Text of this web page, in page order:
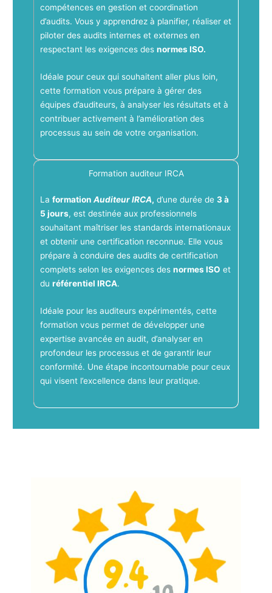
compétences en gestion et coordination
d’audits. Vous y apprendrez à planifier, réaliser et
piloter des audits internes et externes en
respectant les exigences des normes ISO.
Idéale pour ceux qui souhaitent aller plus loin,
cette formation vous prépare à gérer des
équipes d’auditeurs, à analyser les résultats et à
contribuer activement à l’amélioration des
processus au sein de votre organisation.
Formation auditeur IRCA
La formation Auditeur IRCA, d’une durée de 3 à
5 jours, est destinée aux professionnels
souhaitant maîtriser les standards internationaux
et obtenir une certification reconnue. Elle vous
prépare à conduire des audits de certification
complets selon les exigences des normes ISO et
du référentiel IRCA.
Idéale pour les auditeurs expérimentés, cette
formation vous permet de développer une
expertise avancée en audit, d’analyser en
profondeur les processus et de garantir leur
conformité. Une étape incontournable pour ceux
qui visent l’excellence dans leur pratique.